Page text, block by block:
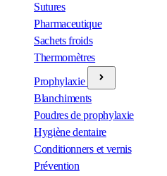
Sutures
Pharmaceutique
Sachets froids
Thermomètres
Prophylaxie
Blanchiments
Poudres de prophylaxie
Hygiène dentaire
Conditionners et vernis
Prévention